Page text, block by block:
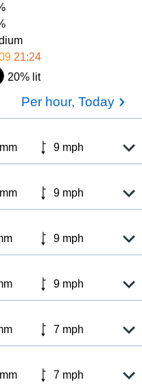
21:24
20% lit
Per hour, Today
9 mph
9 mph
9 mph
9 mph
7 mph
7 mph